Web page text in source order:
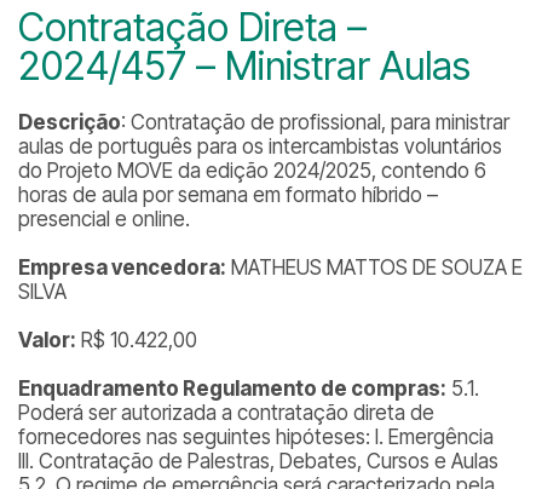
Contratação Direta –
2024/457 – Ministrar Aulas
Descrição: Contratação de profissional, para ministrar
aulas de português para os intercambistas voluntários
do Projeto MOVE da edição 2024/2025, contendo 6
horas de aula por semana em formato híbrido –
presencial e online.
Empresa vencedora: MATHEUS MATTOS DE SOUZA E
SILVA
Valor: R$ 10.422,00
Enquadramento Regulamento de compras: 5.1.
Poderá ser autorizada a contratação direta de
fornecedores nas seguintes hipóteses: I. Emergência
III. Contratação de Palestras, Debates, Cursos e Aulas